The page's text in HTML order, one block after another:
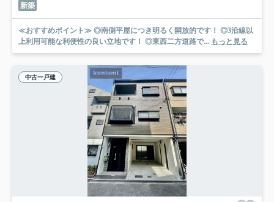
新築
≪おすすめポイント≫ ◎南側平屋につき明るく開放的です！ ◎3沿線以
上利用可能な利便性の良い立地です！ ◎東西二方道路で... もっと見る
中古一戸建